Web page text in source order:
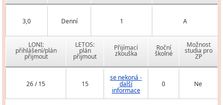
3,0 Denní 1 A
LONI:
přihlášení/plán
přijmout
LETOS:
plán
přijmout
Přijímací
zkouška
Roční
školné
Možnost
studia pro
ZP
26 / 15 15
se nekoná -
další
informace
0 Ne